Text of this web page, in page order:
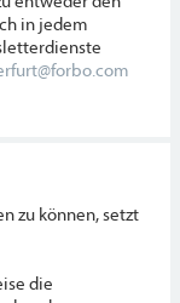
in jedem
zu können, setzt
die